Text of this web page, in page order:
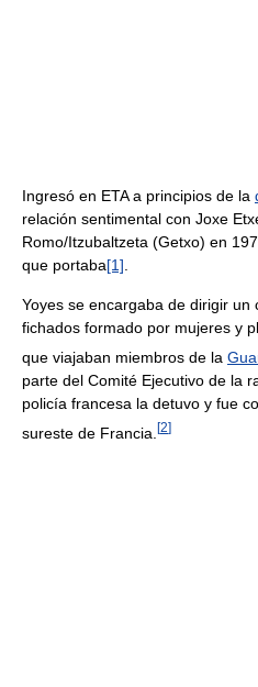
Ingresó en ETA a principios de la
relación sentimental con Joxe
Romo/Itzubaltzeta (Getxo) en
que portaba[1]
Yoyes se encargaba de dirigir
fichados formado por mujeres y
que viajaban miembros de la
parte del Comité Ejecutivo de la
policía francesa la detuvo y fue
sureste de Francia. [2]